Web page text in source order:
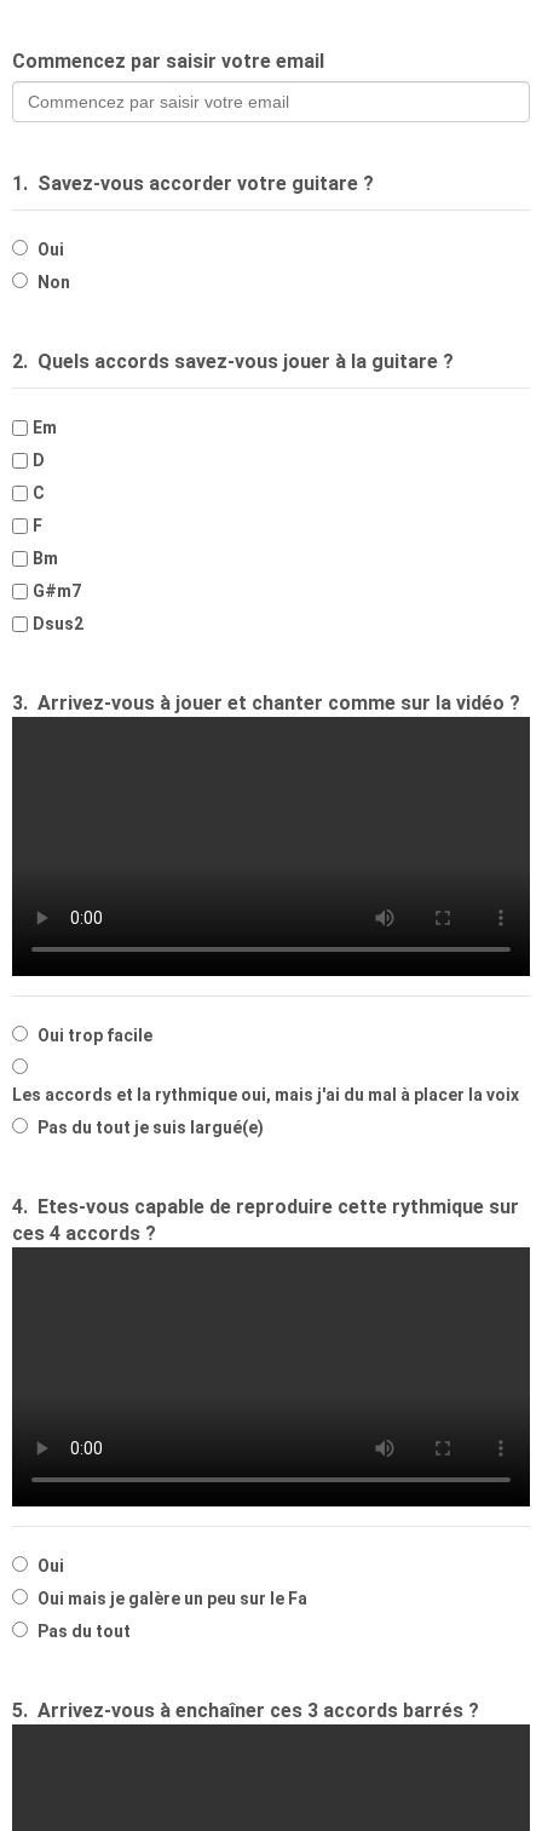
Commencez par saisir votre email
1. Savez-vous accorder votre guitare ?
Oui
Non
2. Quels accords savez-vous jouer à la guitare ?
Em
D
C
F
Bm
G#m7
Dsus2
3. Arrivez-vous à jouer et chanter comme sur la vidéo ?
Oui trop facile
Les accords et la rythmique oui, mais j'ai du mal à placer la voix
Pas du tout je suis largué(e)
4. Etes-vous capable de reproduire cette rythmique sur
ces 4 accords ?
Oui
Oui mais je galère un peu sur le Fa
Pas du tout
5. Arrivez-vous à enchaîner ces 3 accords barrés ?